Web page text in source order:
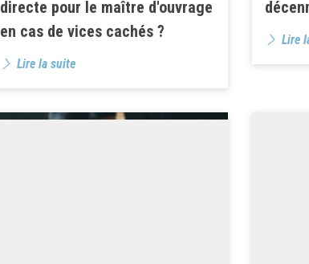
directe pour le maître d'ouvrage
en cas de vices cachés ?
Lire la suite
Lire